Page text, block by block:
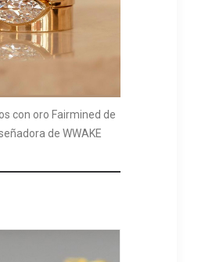
con oro Fairmined de
de WWAKE